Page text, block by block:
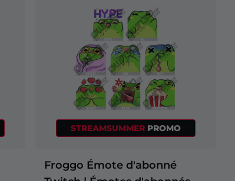
STREAMSUMMER PROMO
Froggo Émote d'abonné